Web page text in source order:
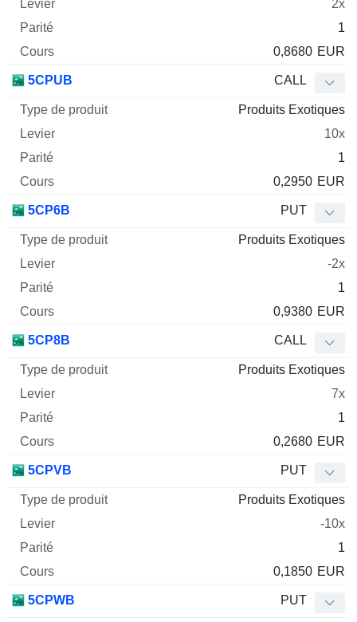
2x
1
0,8680 EUR
5CPUB CALL
Produits Exotiques
10x
1
0,2950 EUR
5CP6B PUT
Produits Exotiques
-2x
1
0,9380 EUR
5CP8B CALL
Produits Exotiques
7x
1
0,2680 EUR
5CPVB PUT
Produits Exotiques
-10x
1
0,1850 EUR
5CPWB PUT